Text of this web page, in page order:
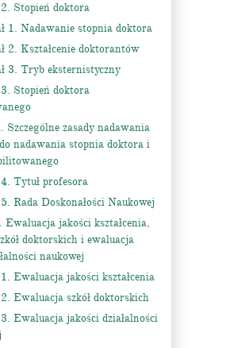
2. Stopień doktora
1. Nadawanie stopnia doktora
2. Kształcenie doktorantów
3. Tryb eksternistyczny
3. Stopień doktora
Szczególne zasady nadawania
nadawania stopnia doktora i
4. Tytuł profesora
Rada Doskonałości Naukowej
jakości kształcenia,
doktorskich i ewaluacja
naukowej
1. Ewaluacja jakości kształcenia
2. Ewaluacja szkół doktorskich
3. Ewaluacja jakości działalności